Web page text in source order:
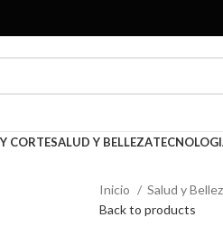
CORTESALUD Y BELLEZA
Inicio Salud y
Back to products